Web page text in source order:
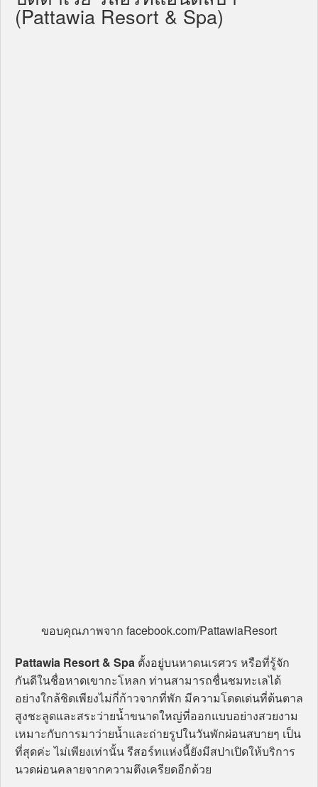
(Pattawia Resort & Spa)
ขอบคุณภาพจาก facebook.com/PattawiaResort
Pattawia Resort & Spa ตั้งอยู่บนหาดนเรศวร หรือที่รู้จัก
กันดีในชื่อหาดเขากะโหลก ท่านสามารถชื่นชมทะเลได้
อย่างใกล้ชิดเพียงไม่กี่ก้าวจากที่พัก มีความโดดเด่นที่ต้นตาล
สูงชะลูดและสระว่ายน้ำขนาดใหญ่ที่ออกแบบอย่างสวยงาม
เหมาะกับการมาว่ายน้ำและถ่ายรูปในวันพักผ่อนสบายๆ เป็น
ที่สุดค่ะ ไม่เพียงเท่านั้น รีสอร์ทแห่งนี้ยังมีสปาเปิดให้บริการ
นวดผ่อนคลายจากความตึงเครียดอีกด้วย